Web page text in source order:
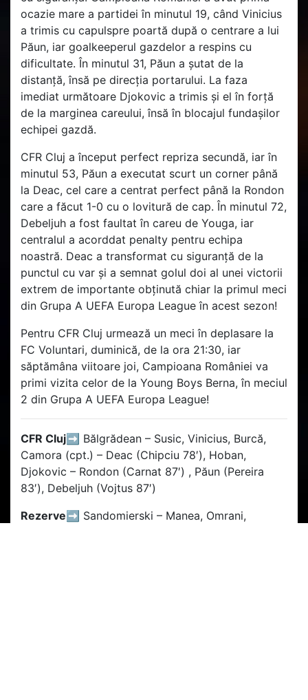
ocazie mare a partidei în minutul 19, când Vinicius
a trimis cu capulspre poartă după o centrare a lui
Păun, iar goalkeeperul gazdelor a respins cu
dificultate. În minutul 31, Păun a șutat de la
distanță, însă pe direcția portarului. La faza
imediat următoare Djokovic a trimis și el în forță
de la marginea careului, însă în blocajul fundașilor
echipei gazdă.
CFR Cluj a început perfect repriza secundă, iar în
minutul 53, Păun a executat scurt un corner până
la Deac, cel care a centrat perfect până la Rondon
care a făcut 1-0 cu o lovitură de cap. În minutul 72,
Debeljuh a fost faultat în careu de Youga, iar
centralul a acorddat penalty pentru echipa
noastră. Deac a transformat cu siguranță de la
punctul cu var și a semnat golul doi al unei victorii
extrem de importante obținută chiar la primul meci
din Grupa A UEFA Europa League în acest sezon!
Pentru CFR Cluj urmează un meci în deplasare la
FC Voluntari, duminică, de la ora 21:30, iar
săptămâna viitoare joi, Campioana României va
primi vizita celor de la Young Boys Berna, în meciul
2 din Grupa A UEFA Europa League!
CFR Cluj➡️ Bălgrădean – Susic, Vinicius, Burcă,
Camora (cpt.) – Deac (Chipciu 78′), Hoban,
Djokovic – Rondon (Carnat 87′) , Păun (Pereira
83′), Debeljuh (Vojtus 87′)
Rezerve➡️ Sandomierski – Manea, Omrani,